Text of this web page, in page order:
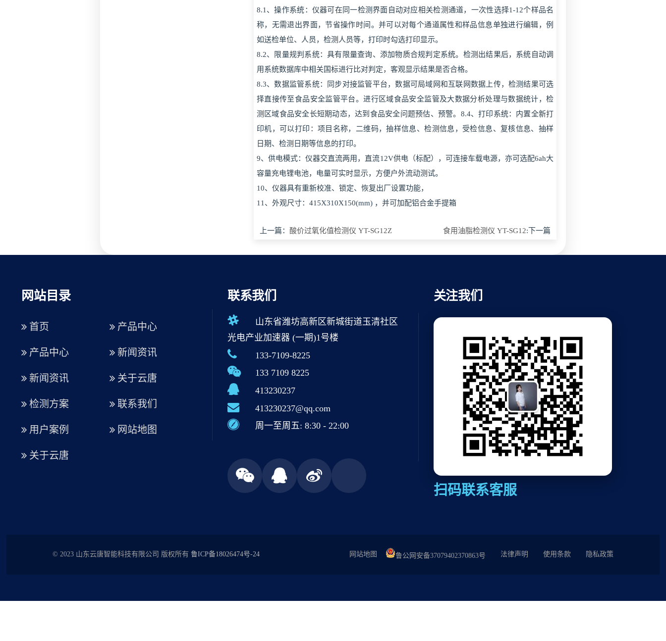
8.1、操作系统：仪器可在同一检测界面自动对应相关检测通道，一次性选择1-12个样品名
称，无需退出界面，节省操作时间。并可以对每个通道属性和样品信息单独进行编辑，例
如送检单位、人员，检测人员等，打印时勾选打印显示。
8.2、限量规判系统：具有限量查询、添加物质合规判定系统。检测出结果后，系统自动调
用系统数据库中相关国标进行比对判定，客观显示结果是否合格。
8.3、数据监管系统：同步对接监管平台，数据可局域网和互联网数据上传，检测结果可选
择直接传至食品安全监管平台。进行区域食品安全监管及大数据分析处理与数据统计，检
测区域食品安全长短期动态，达到食品安全问题预估、预警。8.4、打印系统：内置全新打
印机，可以打印：项目名称，二维码，抽样信息、检测信息，受检信息、复核信息、抽样
日期、检测日期等信息的打印。
9、供电模式：仪器交直流两用，直流12V供电（标配），可连接车载电源，亦可选配6ah大
容量充电锂电池，电量可实时显示，方便户外流动测试。
10、仪器具有重新校准、锁定、恢复出厂设置功能，
11、外观尺寸：415X310X150(mm) ，并可加配铝合金手提箱
上一篇： 酸价过氧化值检测仪 YT-SG12Z 食用油脂检测仪 YT-SG12:下一篇
网站目录
首页
产品中心
新闻资讯
检测方案
用户案例
关于云唐
产品中心
新闻资讯
关于云唐
联系我们
网站地图
联系我们
山东省潍坊高新区新城街道玉清社区
光电产业加速器 (一期)1号楼
133-7109-8225
133 7109 8225
413230237
413230237@qq.com
周一至周五: 8:30 - 22:00
关注我们
扫码联系客服
© 2023 山东云唐智能科技有限公司 版权所有 鲁ICP备18026474号-24 隐私政策
使用条款
法律声明
鲁公网安备37079402370863号
网站地图